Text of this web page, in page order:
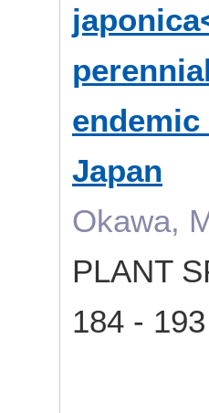
Japan
Okawa,
PLANT
184 -